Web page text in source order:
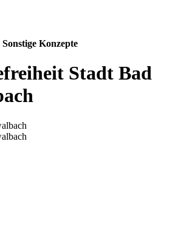
Konzepte
Stadt Bad